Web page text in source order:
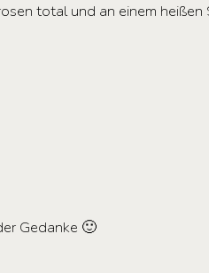
total und an einem
Gedanke 🙂